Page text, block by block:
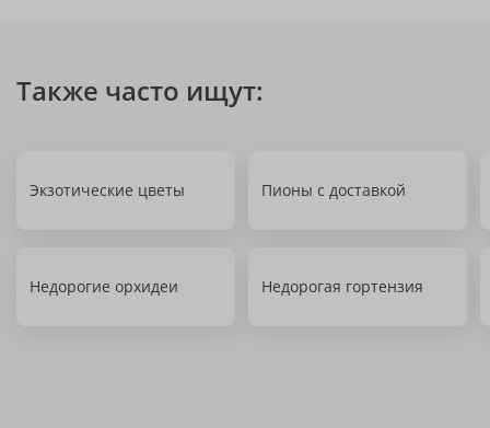
Также часто ищут:
Экзотические цветы Пионы с доставкой
Недорогие орхидеи Недорогая гортензия